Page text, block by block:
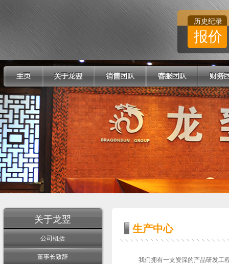
历史纪录
报价
关于龙翌
公司概括
董事长致辞
生产中心
我们拥有一支资深的产品研发工